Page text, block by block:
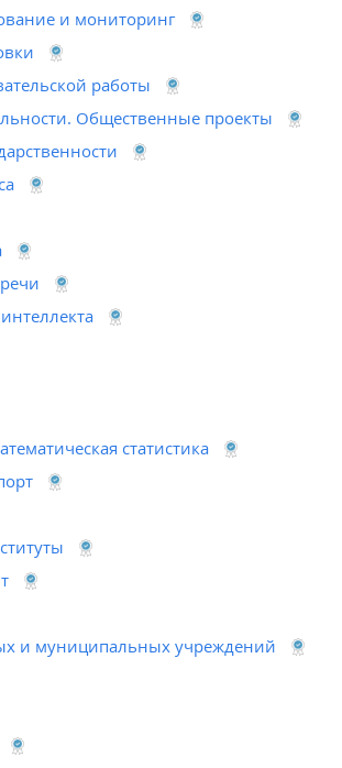
и мониторинг
работы
Общественные проекты
статистика
и муниципальных учреждений